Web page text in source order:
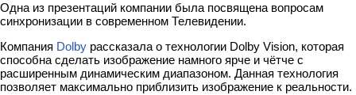
Одна из презентаций компании была посвящена вопросам
синхронизации в современном Телевидении.
Компания Dolby рассказала о технологии Dolby Vision, которая
способна сделать изображение намного ярче и чётче с
расширенным динамическим диапазоном. Данная технология
позволяет максимально приблизить изображение к реальности.